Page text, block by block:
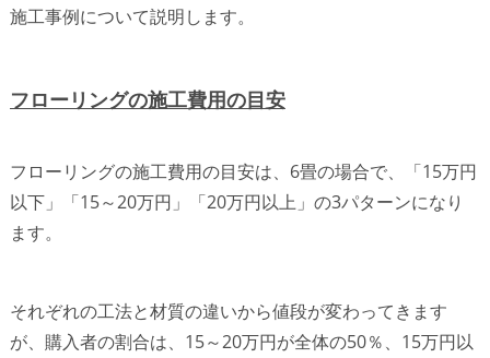
施工事例について説明します。
フローリングの施工費用の目安
フローリングの施工費用の目安は、6畳の場合で、「15万円
以下」「15～20万円」「20万円以上」の3パターンになり
ます。
それぞれの工法と材質の違いから値段が変わってきます
が、購入者の割合は、15～20万円が全体の50％、15万円以